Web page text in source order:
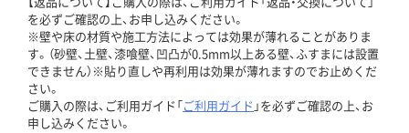
を必ずご確認の上、お申し込みください。
※壁や床の材質や施工方法によっては効果が薄れることがありま
す。（砂壁、土壁、漆喰壁、凹凸が0.5mm以上ある壁、ふすまには設置
できません）※貼り直しや再利用は効果が薄れますのでお止めくだ
さい。
ご購入の際は、ご利用ガイド「ご利用ガイド 」を必ずご確認の上、お
申し込みください。